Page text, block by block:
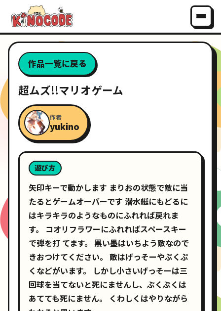
作品一覧に戻る
超ムズ!!マリオゲーム
作者
yukino
遊び方
矢印キーで動かします まりおの状態で敵に当
たるとゲームオーバーです 潜水艇にもどるに
はキラキラのようなものにふれれば戻れま
す。 コオリフラワーにふれればスペースキー
で弾を打 てます。 黒い墨はいちよう敵なので
きおつけてください。 敵はげっそーやぷくぷ
くなどがいます。 しかし小さいげっそーは三
回球を当てないと死にませんし、ぷくぷくは
あてても死にません。 くわしくはやりながら